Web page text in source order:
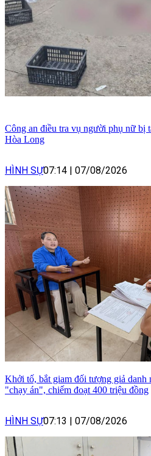
Công an điều tra vụ người phụ nữ bị
Hòa Long
HÌNH SỰ07:14 07/08/2026
Khởi tố, bắt giam đối tượng giả danh
"chạy án", chiếm đoạt 400 triệu đồng
HÌNH SỰ07:13 07/08/2026